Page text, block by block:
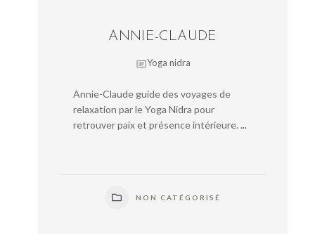
ANNIE-CLAUDE
Yoga nidra
Annie-Claude guide des voyages de
relaxation par le Yoga Nidra pour
retrouver paix et présence intérieure. ...
NON CATÉGORISÉ